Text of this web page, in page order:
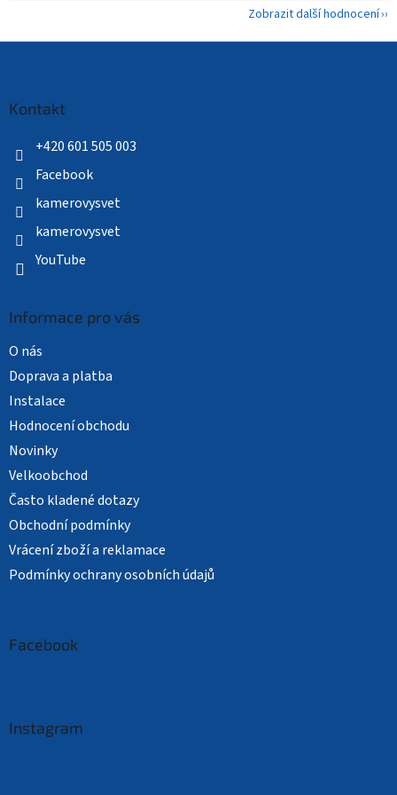
Zobrazit další hodnocení
Kontakt
+420 601 505 003
Facebook
kamerovysvet
kamerovysvet
YouTube
Informace pro vás
O nás
Doprava a platba
Instalace
Hodnocení obchodu
Novinky
Velkoobchod
Často kladené dotazy
Obchodní podmínky
Vrácení zboží a reklamace
Podmínky ochrany osobních údajů
Facebook
Instagram